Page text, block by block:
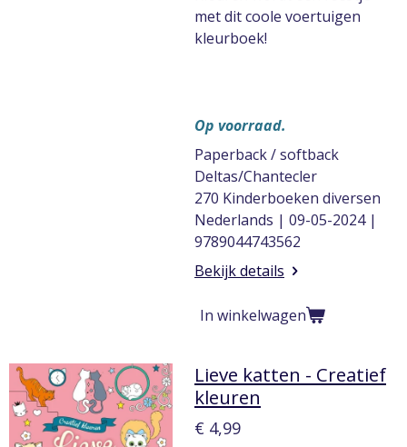
met dit coole voertuigen
kleurboek!
Op voorraad.
Paperback / softback
Deltas/Chantecler
270 Kinderboeken diversen
Nederlands | 09-05-2024 |
9789044743562
Bekijk details
In winkelwagen
Lieve katten - Creatief
kleuren
€ 4,99